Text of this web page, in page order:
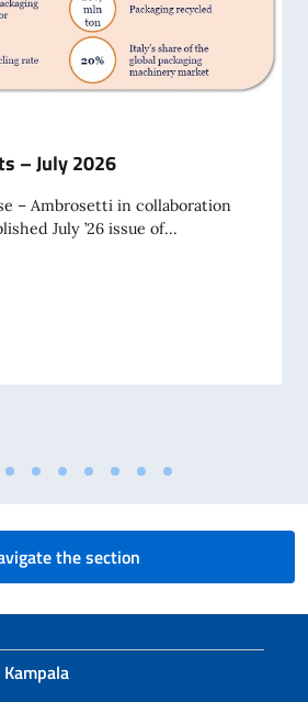
– July 2026
– Ambrosetti in collaboration
July ’26 issue of...
the section